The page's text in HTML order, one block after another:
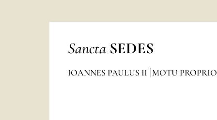
Sancta SEDES
IOANNES PAULUS II MOTU PROPRIO